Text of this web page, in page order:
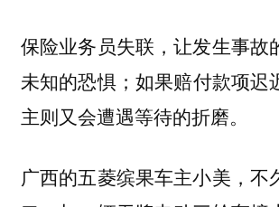
保险业务员失联，让发生事故
未知的恐惧；如果赔付款项迟
主则又会遭遇等待的折磨。
广西的五菱缤果车主小美，不